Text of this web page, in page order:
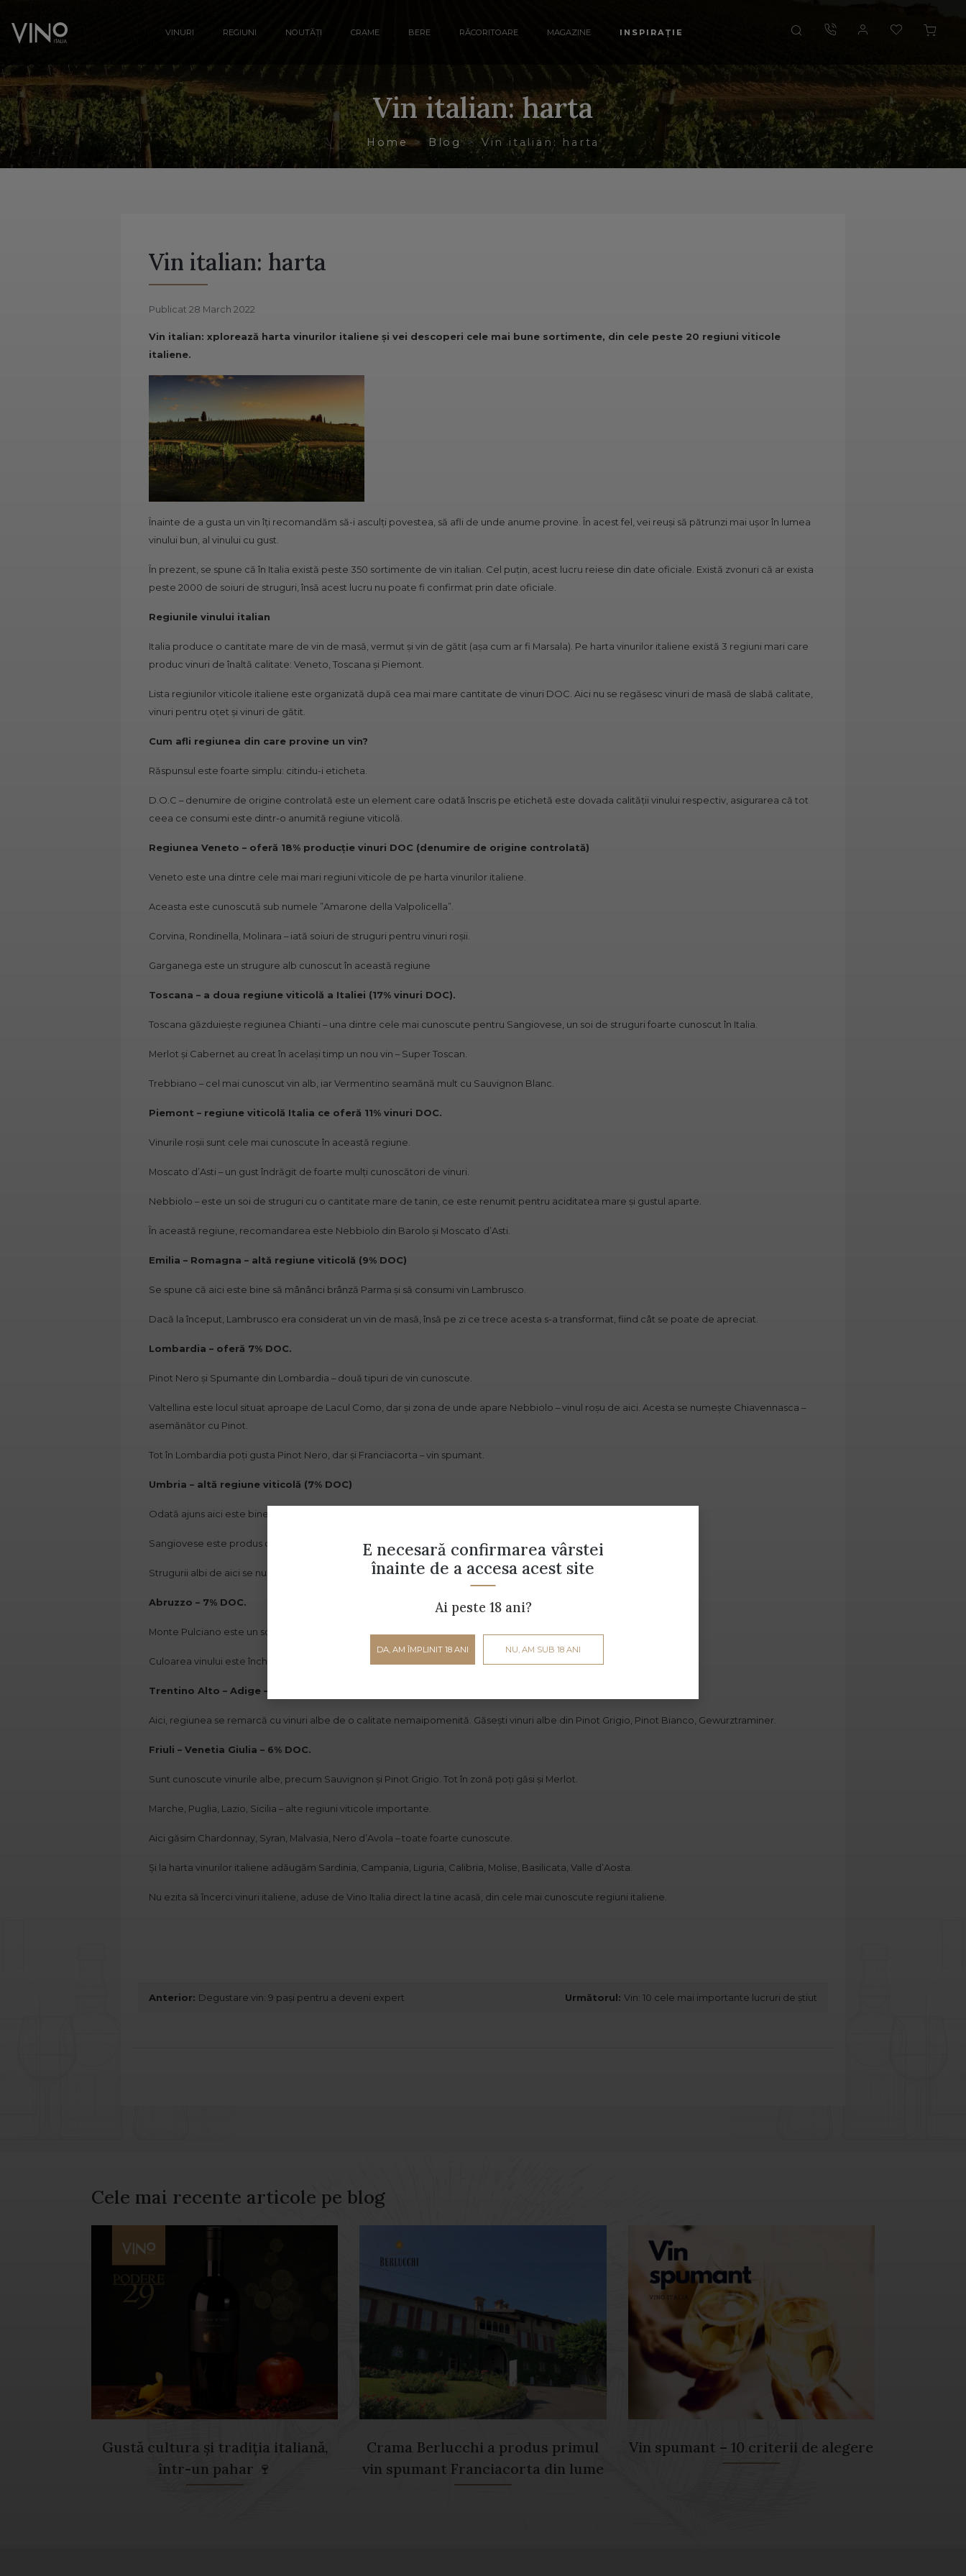
VINURI REGIUNI NOUTĂȚI CRAME BERE RĂCORITOARE MAGAZINE INSPIRAȚIE
Vin italian: harta
Home Blog Vin italian: harta
Vin italian: harta
Publicat 28 March 2022
Vin italian: xplorează harta vinurilor italiene și vei descoperi cele mai bune sortimente, din cele peste 20 regiuni viticole
italiene.
Înainte de a gusta un vin îți recomandăm să-i asculți povestea, să afli de unde anume provine. În acest fel, vei reuși să pătrunzi mai ușor în lumea
vinului bun, al vinului cu gust.
În prezent, se spune că în Italia există peste 350 sortimente de vin italian. Cel puțin, acest lucru reiese din date oficiale. Există zvonuri că ar exista
peste 2000 de soiuri de struguri, însă acest lucru nu poate fi confirmat prin date oficiale.
Regiunile vinului italian
Italia produce o cantitate mare de vin de masă, vermut și vin de gătit (așa cum ar fi Marsala). Pe harta vinurilor italiene există 3 regiuni mari care
produc vinuri de înaltă calitate: Veneto, Toscana și Piemont.
Lista regiunilor viticole italiene este organizată după cea mai mare cantitate de vinuri DOC. Aici nu se regăsesc vinuri de masă de slabă calitate,
vinuri pentru oțet și vinuri de gătit.
Cum afli regiunea din care provine un vin?
Răspunsul este foarte simplu: citindu-i eticheta.
D.O.C – denumire de origine controlată este un element care odată înscris pe etichetă este dovada calității vinului respectiv, asigurarea că tot
ceea ce consumi este dintr-o anumită regiune viticolă.
Regiunea Veneto – oferă 18% producție vinuri DOC (denumire de origine controlată)
Veneto este una dintre cele mai mari regiuni viticole de pe harta vinurilor italiene.
Aceasta este cunoscută sub numele ”Amarone della Valpolicella”.
Corvina, Rondinella, Molinara – iată soiuri de struguri pentru vinuri roșii.
Garganega este un strugure alb cunoscut în această regiune
Toscana – a doua regiune viticolă a Italiei (17% vinuri DOC).
Toscana găzduiește regiunea Chianti – una dintre cele mai cunoscute pentru Sangiovese, un soi de struguri foarte cunoscut în Italia.
Merlot și Cabernet au creat în același timp un nou vin – Super Toscan.
Trebbiano – cel mai cunoscut vin alb, iar Vermentino seamănă mult cu Sauvignon Blanc.
Piemont – regiune viticolă Italia ce oferă 11% vinuri DOC.
Vinurile roșii sunt cele mai cunoscute în această regiune.
Moscato d’Asti – un gust îndrăgit de foarte mulți cunoscători de vinuri.
Nebbiolo – este un soi de struguri cu o cantitate mare de tanin, ce este renumit pentru aciditatea mare și gustul aparte.
În această regiune, recomandarea este Nebbiolo din Barolo și Moscato d’Asti.
Emilia – Romagna – altă regiune viticolă (9% DOC)
Se spune că aici este bine să mânânci brânză Parma și să consumi vin Lambrusco.
Dacă la început, Lambrusco era considerat un vin de masă, însă pe zi ce trece acesta s-a transformat, fiind cât se poate de apreciat.
Lombardia – oferă 7% DOC.
Pinot Nero și Spumante din Lombardia – două tipuri de vin cunoscute.
Valtellina este locul situat aproape de Lacul Como, dar și zona de unde apare Nebbiolo – vinul roșu de aici. Acesta se numește Chiavennasca –
asemănător cu Pinot.
Tot în Lombardia poți gusta Pinot Nero, dar și Franciacorta – vin spumant.
Umbria – altă regiune viticolă (7% DOC)
Odată ajuns aici este bine să guști Sangiovese și Orvieto.
Sangiovese este produs dintr-un soi de vinuri roșii, cu gust foarte aromat, de căpșuni.
Strugurii albi de aici se numesc Grechetto, un soi ce se găsește în Orvieto.
Abruzzo – 7% DOC.
Monte Pulciano este un soi de struguri roșii din Abruzzo, astfel că vinurile de aici se numesc Montepulciano d’Abruzzo.
Culoarea vinului este închisă, este bogat în taninuri și este asemănător cu Cabernet Sauvignon.
Trentino Alto – Adige – regiune viticolă Italia (6% DOC).
Aici, regiunea se remarcă cu vinuri albe de o calitate nemaipomenită. Găsești vinuri albe din Pinot Grigio, Pinot Bianco, Gewurztraminer.
Friuli – Venetia Giulia – 6% DOC.
Sunt cunoscute vinurile albe, precum Sauvignon și Pinot Grigio. Tot în zonă poți găsi și Merlot.
Marche, Puglia, Lazio, Sicilia – alte regiuni viticole importante.
Aici găsim Chardonnay, Syran, Malvasia, Nero d’Avola – toate foarte cunoscute.
Și la harta vinurilor italiene adăugăm Sardinia, Campania, Liguria, Calibria, Molise, Basilicata, Valle d’Aosta.
Nu ezita să încerci vinuri italiene, aduse de Vino Italia direct la tine acasă, din cele mai cunoscute regiuni italiene.
Anterior: Degustare vin: 9 pași pentru a deveni expert Următorul: Vin: 10 cele mai importante lucruri de știut
Cele mai recente articole pe blog
Gustă cultura și tradiția italiană,
într-un pahar 🍷
Crama Berlucchi a produs primul
vin spumant Franciacorta din lume
Vin spumant – 10 criterii de alegere
E necesară confirmarea vârstei
înainte de a accesa acest site
Ai peste 18 ani?
DA, AM ÎMPLINIT 18 ANI NU, AM SUB 18 ANI